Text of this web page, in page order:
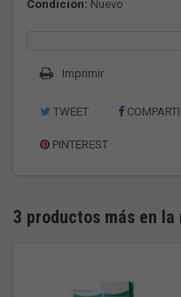
Condición: Nuevo
Imprimir
TWEET
PINTEREST
3 productos más en